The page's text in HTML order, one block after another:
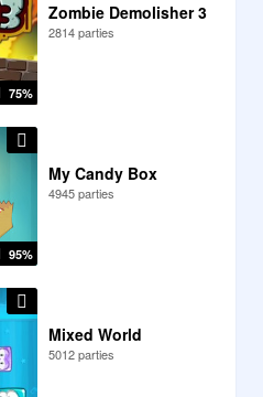
75%
Zombie Demolisher 3
2814 parties
95%
My Candy Box
4945 parties
Mixed World
5012 parties